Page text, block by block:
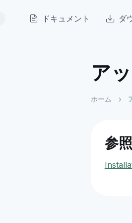
ドキュメント ダ
ア
ホーム
参照